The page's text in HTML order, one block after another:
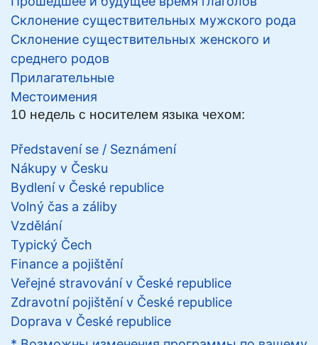
Склонение существительных мужского рода
Склонение существительных женского и
среднего родов
Прилагательные
Местоимения
10 недель с носителем языка чехом:
Představení se / Seznámení
Nákupy v Česku
Bydlení v České republice
Volný čas a záliby
Vzdělání
Typický Čech
Finance a pojištění
Veřejné stravování v České republice
Zdravotní pojištění v České republice
Doprava v České republice